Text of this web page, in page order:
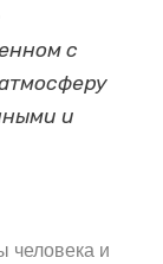
с
и
человека и